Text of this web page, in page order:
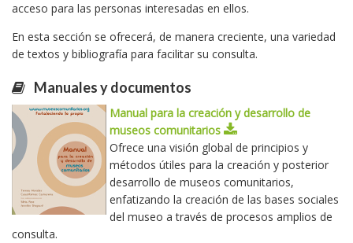
acceso para las personas interesadas en ellos.
En esta sección se ofrecerá, de manera creciente, una variedad
de textos y bibliografía para facilitar su consulta.
Manuales y documentos
Manual para la creación y desarrollo de
museos comunitarios
Ofrece una visión global de principios y
métodos útiles para la creación y posterior
desarrollo de museos comunitarios,
enfatizando la creación de las bases sociales
del museo a través de procesos amplios de
consulta.